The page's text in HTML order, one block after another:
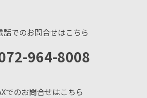
話でのお問合せはこちら
964-8008
でのお問合せはこちら